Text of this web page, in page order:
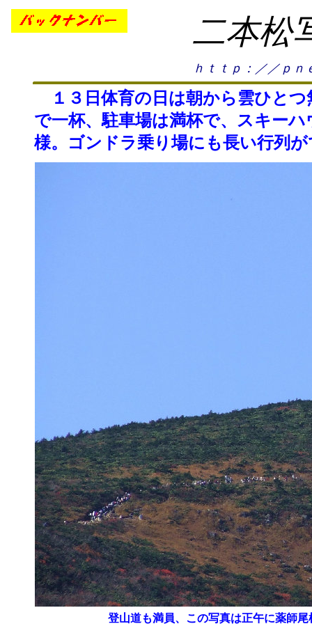
二本松
ｈｔｔｐ：／／ｐｎ
１３日体育の日は朝から雲ひとつ
で一杯、駐車場は満杯で、スキー
様。ゴンドラ乗り場にも長い行列
登山道も満員、この写真は正午に薬師尾